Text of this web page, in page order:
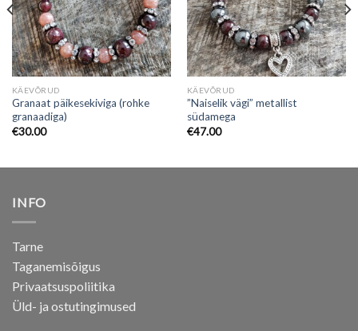
KÄEVÕRUD
Granaat päikesekiviga (rohke
granaadiga)
€30.00
KÄEVÕRUD
”Naiselik vägi” metallist
südamega
€47.00
INFO
Tarne
Taganemisõigus
Privaatsuspoliitika
Üld- ja ostutingimused